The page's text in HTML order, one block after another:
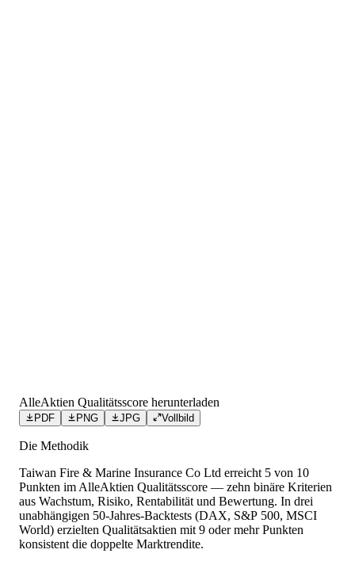
AlleAktien Qualitätsscore herunterladen
PDF PNG JPG Vollbild
Die Methodik
Taiwan Fire & Marine Insurance Co Ltd erreicht 5 von 10
Punkten im AlleAktien Qualitätsscore — zehn binäre Kriterien
aus Wachstum, Risiko, Rentabilität und Bewertung. In drei
unabhängigen 50-Jahres-Backtests (DAX, S&P 500, MSCI
World) erzielten Qualitätsaktien mit 9 oder mehr Punkten
konsistent die doppelte Marktrendite.